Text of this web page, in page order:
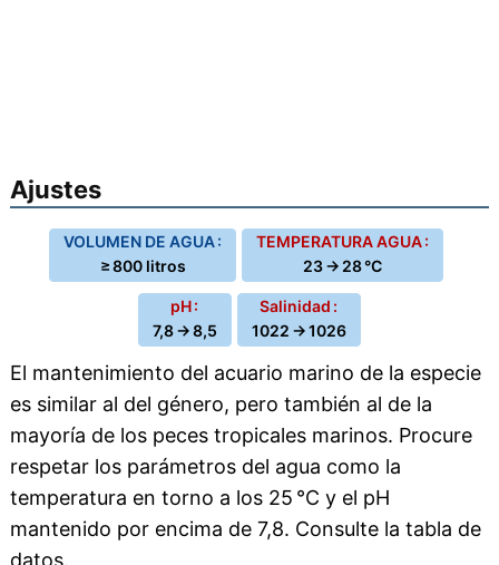
Ajustes
VOLUMEN DE AGUA :
≥ 800 litros
TEMPERATURA AGUA :
23 → 28 °C
pH :
7,8 → 8,5
Salinidad :
1022 → 1026
El mantenimiento del acuario marino de la especie
es similar al del género, pero también al de la
mayoría de los peces tropicales marinos. Procure
respetar los parámetros del agua como la
temperatura en torno a los 25 °C y el pH
mantenido por encima de 7,8. Consulte la tabla de
datos.